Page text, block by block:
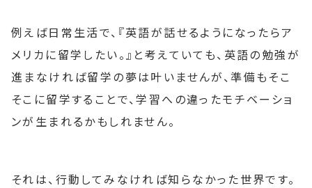
例えば日常生活で、『英語が話せるようになったらア
メリカに留学したい。』と考えていても、英語の勉強が
進まなければ留学の夢は叶いませんが、準備もそこ
そこに留学することで、学習への違ったモチベーショ
ンが生まれるかもしれません。
それは、行動してみなければ知らなかった世界です。